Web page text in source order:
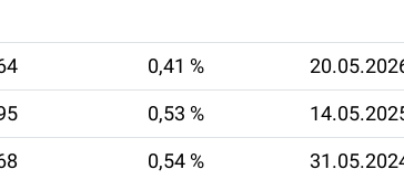
0,41 %
0,53 %
0,54 %